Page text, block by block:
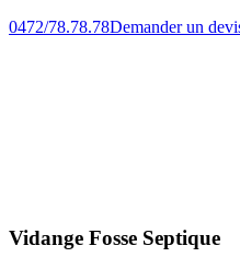
0472/78.78.78Demander un
Vidange Fosse Septique